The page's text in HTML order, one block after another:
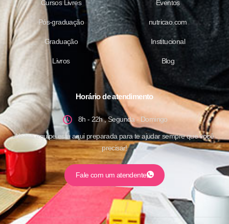
Cursos Livres
Pós-graduação
Graduação
Livros
Eventos
nutricao.com
Institucional
Blog
Horário de atendimento
8h - 22h , Segunda - Domingo
Nossa equipe está aqui preparada para te ajudar sempre que você
precisar!
Fale com um atendente